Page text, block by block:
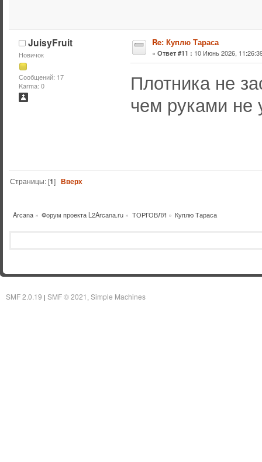
JuisyFruit
Новичок
Сообщений: 17
Karma: 0
Re: Куплю Тараса
« Ответ #11 : 10 Июнь 2026,
Плотника не
чем руками не
Страницы: [1]Вверх
Arcana» Форум проекта L2Arcana.ru » ТОРГОВЛЯ » Куплю Тараса
SMF 2.0.19 | SMF © 2021 Simple Machines